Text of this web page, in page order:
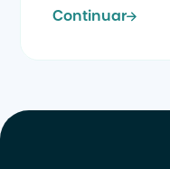
Continuar